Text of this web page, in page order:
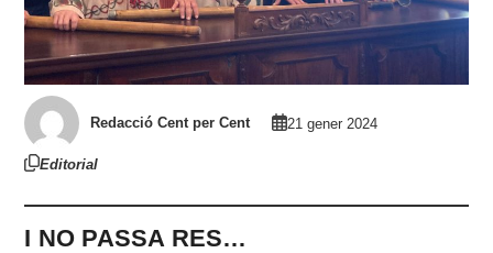
Redacció Cent per Cent 21 gener 2024
Editorial
I NO PASSA RES…